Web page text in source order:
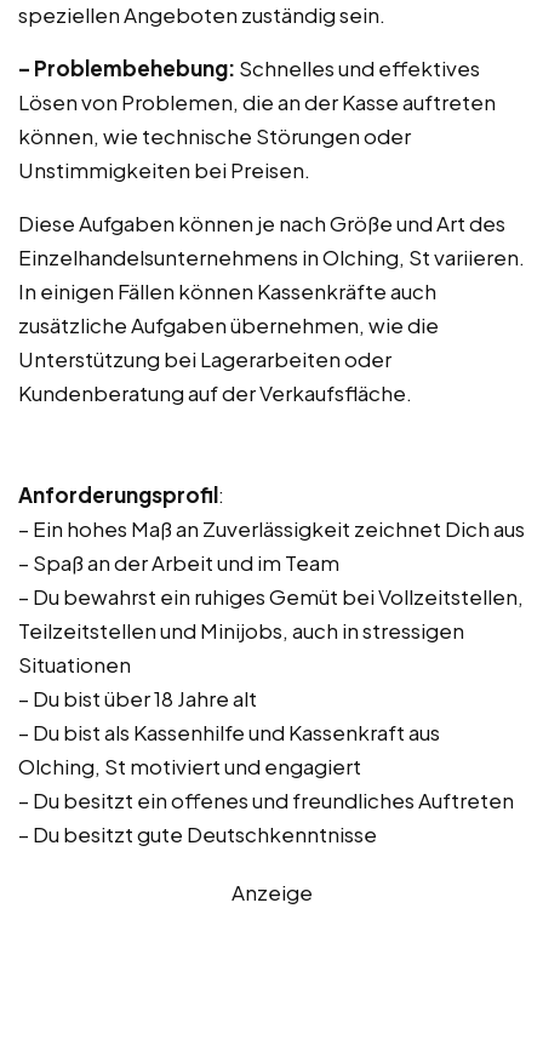
speziellen Angeboten zuständig sein.
– Problembehebung: Schnelles und effektives
Lösen von Problemen, die an der Kasse auftreten
können, wie technische Störungen oder
Unstimmigkeiten bei Preisen.
Diese Aufgaben können je nach Größe und Art des
Einzelhandelsunternehmens in Olching, St variieren.
In einigen Fällen können Kassenkräfte auch
zusätzliche Aufgaben übernehmen, wie die
Unterstützung bei Lagerarbeiten oder
Kundenberatung auf der Verkaufsfläche.
Anforderungsprofil:
– Ein hohes Maß an Zuverlässigkeit zeichnet Dich aus
– Spaß an der Arbeit und im Team
– Du bewahrst ein ruhiges Gemüt bei Vollzeitstellen,
Teilzeitstellen und Minijobs, auch in stressigen
Situationen
– Du bist über 18 Jahre alt
– Du bist als Kassenhilfe und Kassenkraft aus
Olching, St motiviert und engagiert
– Du besitzt ein offenes und freundliches Auftreten
– Du besitzt gute Deutschkenntnisse
Anzeige